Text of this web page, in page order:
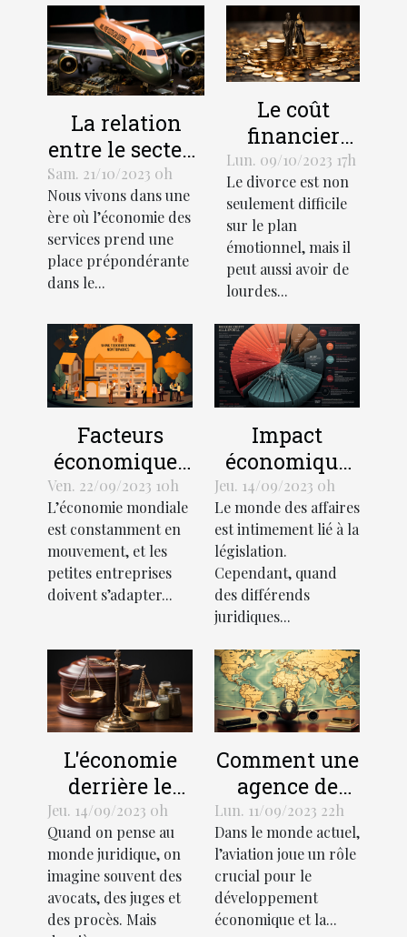
La relation
entre le secteur
des services et
le
développement
économique
Sam. 21/10/2023 0h
Nous vivons dans une
ère où l’économie des
services prend une
place prépondérante
dans le...
Le coût
financier
d'un divorce:
Comment
gérer votre
budget
Lun. 09/10/2023 17h
Le divorce est non
seulement difficile
sur le plan
émotionnel, mais il
peut aussi avoir de
lourdes...
Facteurs
économiques
influant sur la
croissance
des petites
entreprises
Ven. 22/09/2023 10h
L’économie mondiale
est constamment en
mouvement, et les
petites entreprises
doivent s’adapter...
Impact
économique
des litiges
juridiques
Jeu. 14/09/2023 0h
Le monde des affaires
est intimement lié à la
législation.
Cependant, quand
des différends
juridiques...
L'économie
derrière le
support
juridique :
coûts et
avantages
Jeu. 14/09/2023 0h
Quand on pense au
monde juridique, on
imagine souvent des
avocats, des juges et
des procès. Mais
Comment une
agence de
traduction
aéronautique
peut stimuler
l'économie
mondiale
Lun. 11/09/2023 22h
Dans le monde actuel,
l’aviation joue un rôle
crucial pour le
développement
économique et la...